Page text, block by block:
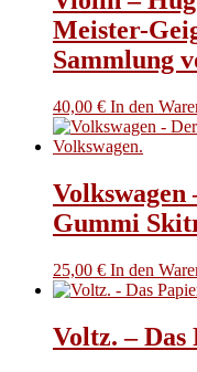
Meister-
Sammlung
40,00 € In den
Volkswagen
Gummi
25,00 € In den
Voltz. – Das